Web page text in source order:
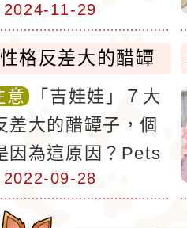
2024-11-29
格反差大的醋罈
這原因？
意
「吉娃娃」７大
差大的醋罈子，個
因為這原因？Pets
菌菌share心
～吉娃娃～吉娃
2022-09-28